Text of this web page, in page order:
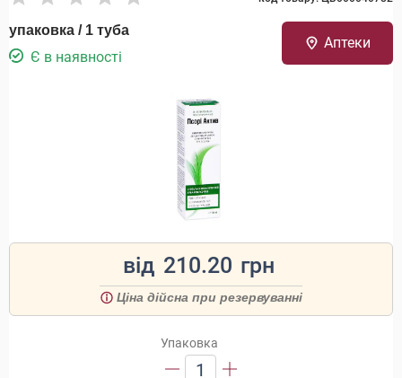
упаковка / 1 туба
Є в наявності
Аптеки
від 210.20 грн
Ціна дійсна при резервуванні
Упаковка
1